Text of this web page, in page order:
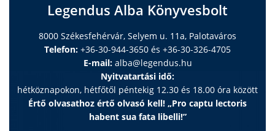
Legendus Alba Könyvesbolt
8000 Székesfehérvár, Selyem u. 11a, Palotaváros
Telefon: +36-30-944-3650 és +36-30-326-4705
E-mail: alba@legendus.hu
Nyitvatartási idő:
hétköznapokon, hétfőtől péntekig 12.30 és 18.00 óra között
Értő olvasathoz értő olvasó kell! „Pro captu lectoris
habent sua fata libelli!”